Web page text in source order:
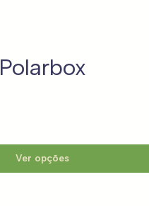
Polarbox
Ver opções